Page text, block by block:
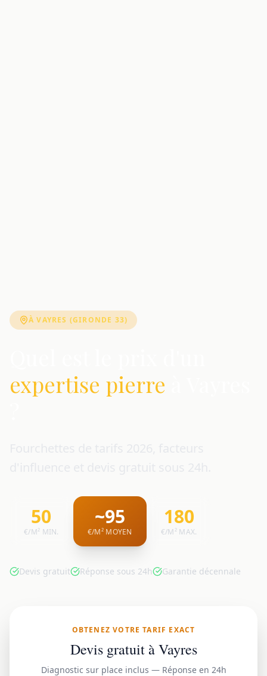
À VAYRES (GIRONDE 33)
expertise pierre
50
€/M² MIN.
~95
€/M² MOYEN
180
€/M² MAX.
Devis gratuit Réponse sous 24h Garantie décennale
OBTENEZ VOTRE TARIF EXACT
Devis gratuit à Vayres
Diagnostic sur place inclus — Réponse en 24h